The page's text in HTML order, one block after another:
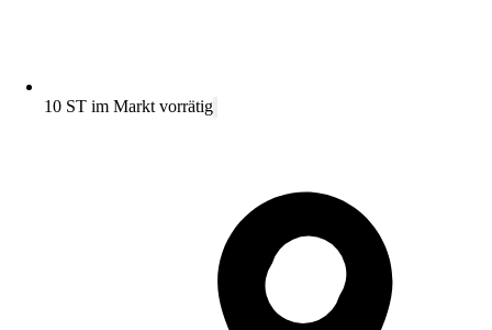
10 ST im Markt vorrätig